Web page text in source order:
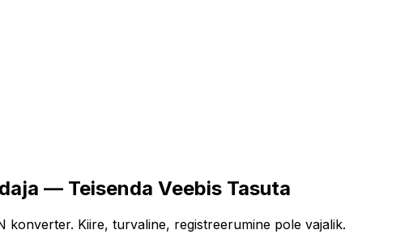
— Teisenda Veebis Tasuta
konverter. Kiire, turvaline, registreerumine pole vajalik.